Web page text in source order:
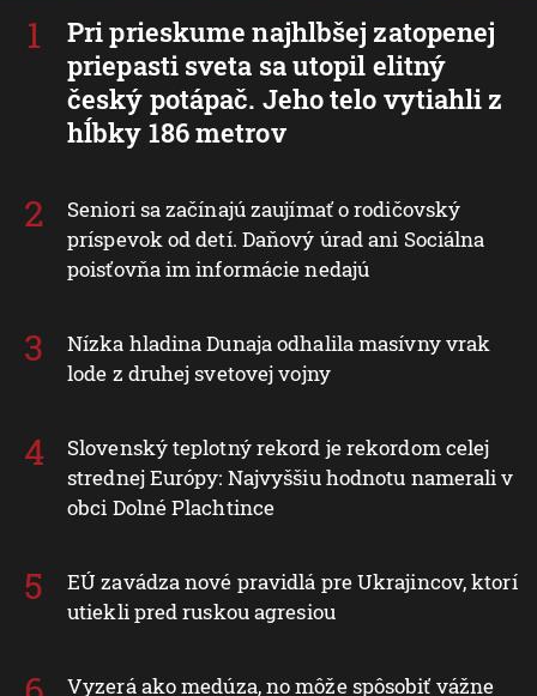
Pri prieskume najhlbšej zatopenej
priepasti sveta sa utopil elitný
český potápač. Jeho telo vytiahli z
hĺbky 186 metrov
Seniori sa začínajú zaujímať o rodičovský
príspevok od detí. Daňový úrad ani Sociálna
poisťovňa im informácie nedajú
Nízka hladina Dunaja odhalila masívny vrak
lode z druhej svetovej vojny
Slovenský teplotný rekord je rekordom celej
strednej Európy: Najvyššiu hodnotu namerali v
obci Dolné Plachtince
EÚ zavádza nové pravidlá pre Ukrajincov, ktorí
utiekli pred ruskou agresiou
Vyzerá ako medúza, no môže spôsobiť vážne